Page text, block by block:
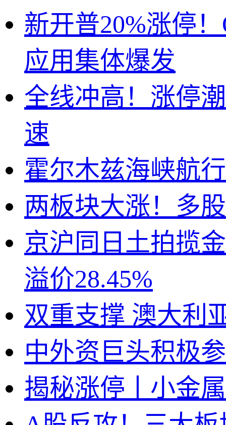
新开普20%涨停
应用集体爆发
全线冲高！涨停
速
霍尔木兹海峡航
两板块大涨！多
京沪同日土拍揽
溢价28.45%
双重支撑 澳大利
中外资巨头积极
揭秘涨停丨小金